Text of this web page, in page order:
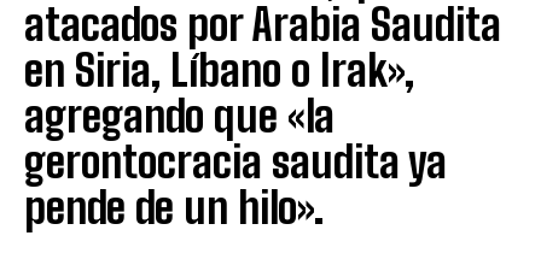
atacados por Arabia Saudita
en Siria, Líbano o Irak»,
agregando que «la
gerontocracia saudita ya
pende de un hilo».